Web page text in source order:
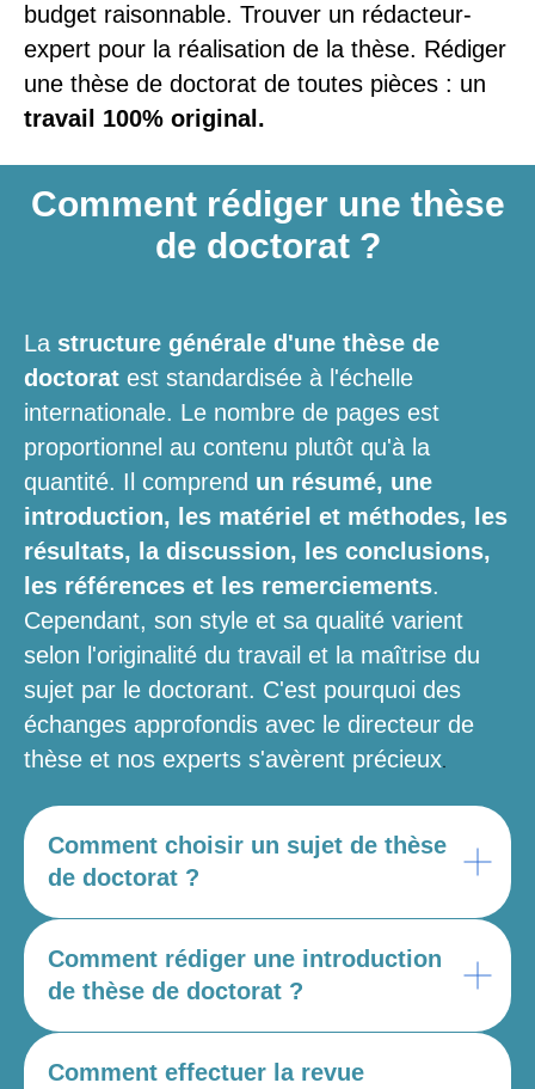
budget raisonnable. Trouver un rédacteur-
expert pour la réalisation de la thèse. Rédiger
une thèse de doctorat de toutes pièces : un
travail 100% original.
Comment rédiger une thèse
de doctorat ?
La structure générale d'une thèse de
doctorat est standardisée à l'échelle
internationale. Le nombre de pages est
proportionnel au contenu plutôt qu'à la
quantité. Il comprend un résumé, une
introduction, les matériel et méthodes, les
résultats, la discussion, les conclusions,
les références et les remerciements.
Cependant, son style et sa qualité varient
selon l'originalité du travail et la maîtrise du
sujet par le doctorant. C'est pourquoi des
échanges approfondis avec le directeur de
thèse et nos experts s'avèrent précieux.
Comment choisir un sujet de thèse
de doctorat ?
Comment rédiger une introduction
de thèse de doctorat ?
Comment effectuer la revue